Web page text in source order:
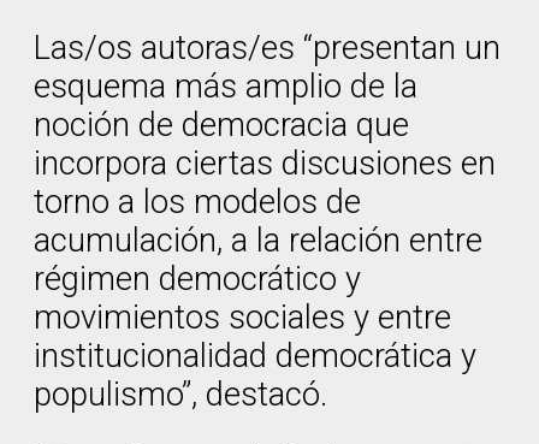
Las/os autoras/es “presentan un
esquema más amplio de la
noción de democracia que
incorpora ciertas discusiones en
torno a los modelos de
acumulación, a la relación entre
régimen democrático y
movimientos sociales y entre
institucionalidad democrática y
populismo”, destacó.